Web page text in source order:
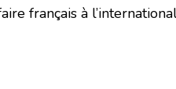
français à